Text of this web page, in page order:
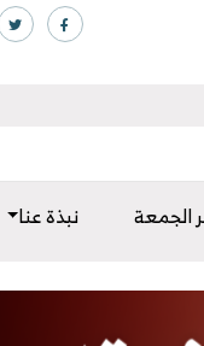
الجمعة نبذة عنا